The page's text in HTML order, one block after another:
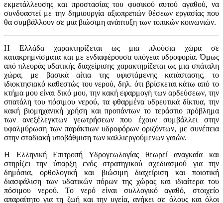
εκμετάλλευσης και προστασίας του φυσικού αυτού αγαθού, να
συνδυαστεί με την δημιουργία αξιοπρεπών θέσεων εργασίας που
θα συμβάλλουν σε μια βιώσιμη ανάπτυξη των τοπικών κοινωνιών.
Η Ελλάδα χαρακτηρίζεται ως μια πλούσια χώρα σε
κατακρημνίσματα και με ενδιαφέρουσα υπόγεια υδροφορία. Όμως
από πλευράς υδατικής διαχείρισης χαρακτηρίζεται ως μια σπάταλη
χώρα, με βασικά αίτια της υφιστάμενης κατάστασης, το
ιδιοκτησιακό καθεστώς του νερού, δηλ. ότι βρίσκεται κάτω από το
κτήμα μου είναι δικό μου, την κακή εφαρμογή των αρδεύσεων, την
σπατάλη του πόσιμου νερού, τα φθαρμένα υδρευτικά δίκτυα, την
κακή βιομηχανική χρήση και προπάντων το τεράστιο πρόβλημα
των ανεξέλεγκτων γεωτρήσεων που έχουν συμβάλλει στην
υφαλμύρωση των παράκτιων υδροφόρων οριζόντων, με συνέπεια
στην σταδιακή υποβάθμιση των καλλιεργούμενων γαιών.
Η Ελληνική Επιτροπή Υδρογεωλογίας θεωρεί αναγκαία και
στηρίζει την ύπαρξη ενός στρατηγικού σχεδιασμού για την
δημόσια, ορθολογική και βιώσιμη διαχείριση και ποιοτική
διασφάλιση των υδατικών πόρων της χώρας και ιδιαίτερα του
πόσιμου νερού. Το νερό είναι συλλογικό αγαθό, στοιχείο
απαραίτητο για τη ζωή και την υγεία, ανήκει σε όλους και όλοι